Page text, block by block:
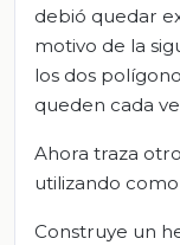
debió quedar
motivo de la
los dos
queden cada
Ahora traza
utilizando
Construye un